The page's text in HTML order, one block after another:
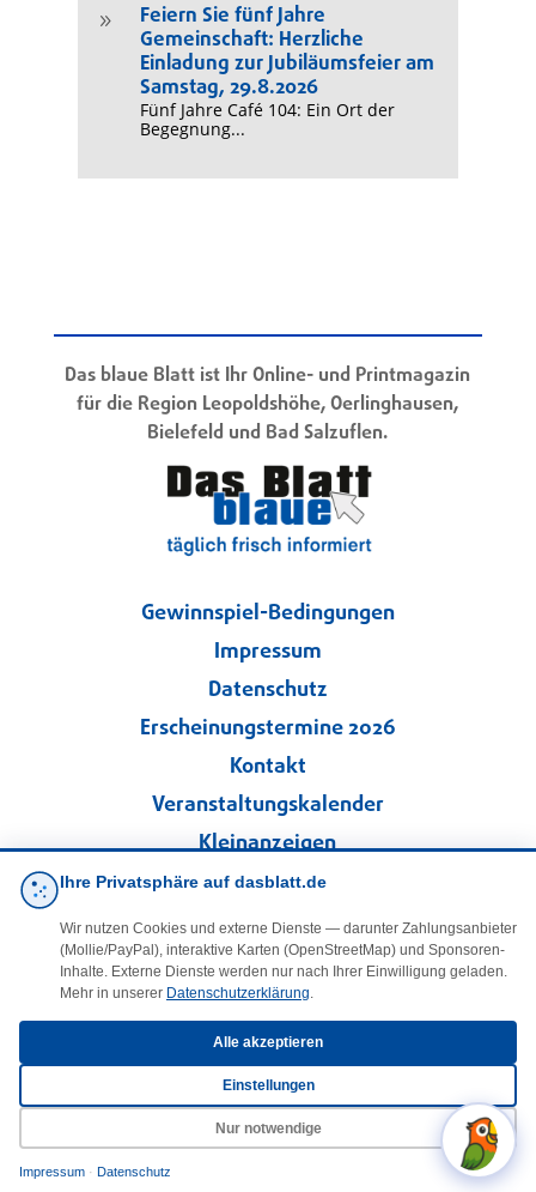
9
Feiern Sie fünf Jahre
Gemeinschaft: Herzliche
Einladung zur Jubiläumsfeier am
Samstag, 29.8.2026
Fünf Jahre Café 104: Ein Ort der
Begegnung...
Das blaue Blatt ist Ihr Online- und Printmagazin
für die Region Leopoldshöhe, Oerlinghausen,
Bielefeld und Bad Salzuflen.
Gewinnspiel-Bedingungen
Impressum
Datenschutz
Erscheinungstermine 2026
Kontakt
Veranstaltungskalender
Kleinanzeigen
Folgen Sie uns!
facebook
E-Mail
Ihre Privatsphäre auf dasblatt.de
Wir nutzen Cookies und externe Dienste — darunter Zahlungsanbieter
(Mollie/PayPal), interaktive Karten (OpenStreetMap) und Sponsoren-
Inhalte. Externe Dienste werden nur nach Ihrer Einwilligung geladen.
Mehr in unserer Datenschutzerklärung.
Alle akzeptieren
Einstellungen
Nur notwendige
Impressum · Datenschutz